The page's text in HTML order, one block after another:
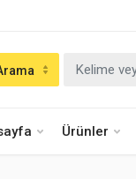
Ürünler